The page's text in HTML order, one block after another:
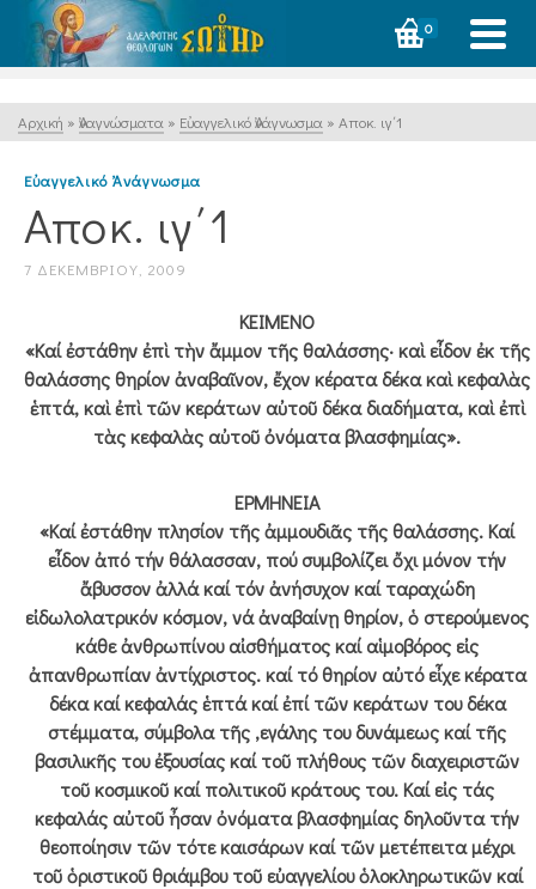
0
Αρχική » Ἀναγνώσματα » Εὐαγγελικό Ἀνάγνωσμα » Αποκ. ιγ΄1
Εὐαγγελικό Ἀνάγνωσμα
Αποκ. ιγ΄1
7 ΔΕΚΕΜΒΡΊΟΥ, 2009
ΚΕΙΜΕΝΟ
«Καί ἐστάθην ἐπὶ τὴν ἄμμον τῆς θαλάσσης· καὶ εἶδον ἐκ τῆς
θαλάσσης θηρίον ἀναβαῖνον, ἔχον κέρατα δέκα καὶ κεφαλὰς
ἑπτά, καὶ ἐπὶ τῶν κεράτων αὐτοῦ δέκα διαδήματα, καὶ ἐπὶ
τὰς κεφαλὰς αὐτοῦ ὀνόματα βλασφημίας».
ΕΡΜΗΝΕΙΑ
«Καί ἐστάθην πλησίον τῆς ἀμμουδιᾶς τῆς θαλάσσης. Καί
εἶδον ἀπό τήν θάλασσαν, πού συμβολίζει ὄχι μόνον τήν
ἄβυσσον ἀλλά καί τόν ἀνήσυχον καί ταραχώδη
εἰδωλολατρικόν κόσμον, νά ἀναβαίνῃ θηρίον, ὁ στερούμενος
κάθε ἀνθρωπίνου αἰσθήματος καί αἱμοβόρος εἰς
ἀπανθρωπίαν ἀντίχριστος. καί τό θηρίον αὐτό εἶχε κέρατα
δέκα καί κεφαλάς ἑπτά καί ἐπί τῶν κεράτων του δέκα
στέμματα, σύμβολα τῆς ,εγάλης του δυνάμεως καί τῆς
βασιλικῆς του ἐξουσίας καί τοῦ πλήθους τῶν διαχειριστῶν
τοῦ κοσμικοῦ καί πολιτικοῦ κράτους του. Καί εἰς τάς
κεφαλάς αὐτοῦ ἦσαν ὀνόματα βλασφημίας δηλοῦντα τήν
θεοποίησιν τῶν τότε καισάρων καί τῶν μετέπειτα μέχρι
τοῦ ὁριστικοῦ θριάμβου τοῦ εὐαγγελίου ὁλοκληρωτικῶν καί